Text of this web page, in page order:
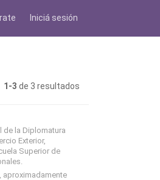
Iniciá sesión
1-3 de 3 resultados
de la Diplomatura
Exterior,
Superior de
aproximadamente